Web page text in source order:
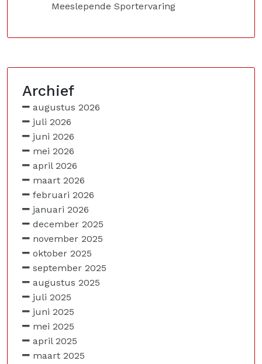
Meeslepende Sportervaring
Archief
augustus 2026
juli 2026
juni 2026
mei 2026
april 2026
maart 2026
februari 2026
januari 2026
december 2025
november 2025
oktober 2025
september 2025
augustus 2025
juli 2025
juni 2025
mei 2025
april 2025
maart 2025